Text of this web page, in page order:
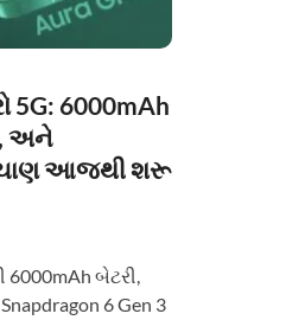
5G: 6000mAh
અને
આજથી શરૂ
6000mAh બેટરી,
6 Gen 3